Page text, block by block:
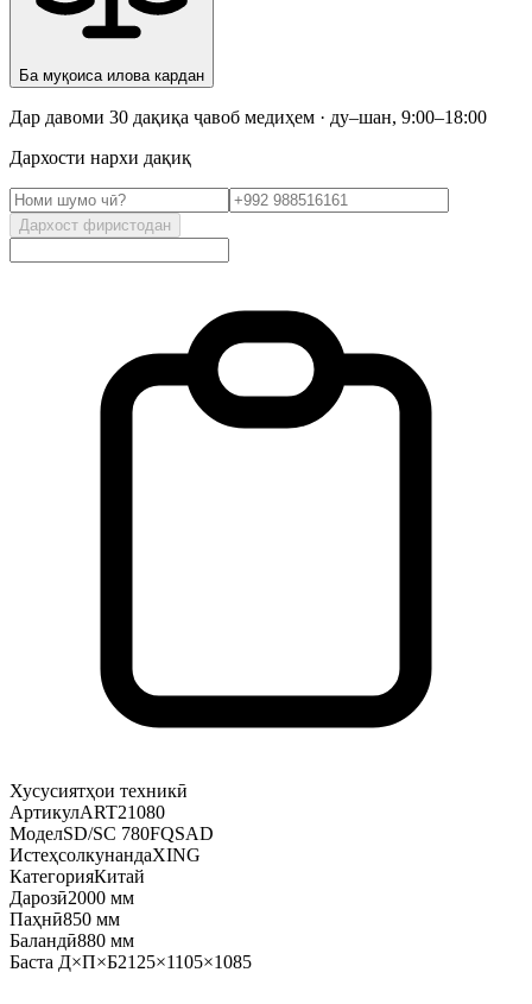
Ба муқоиса илова кардан
Дар давоми 30 дақиқа ҷавоб медиҳем · ду–шан, 9:00–18:00
Дархости нархи дақиқ
Дархост фиристодан
Хусусиятҳои техникӣ
АртикулART21080
МоделSD/SC 780FQSAD
ИстеҳсолкунандаXING
КатегорияКитай
Дарозӣ2000 мм
Паҳнӣ850 мм
Баландӣ880 мм
Баста Д×П×Б2125×1105×1085